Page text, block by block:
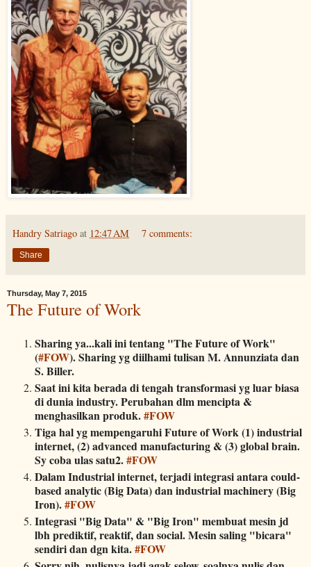
Handry Satriago at 12:47 AM 7 comments:
Share
Thursday, May 7, 2015
The Future of Work
Sharing ya...kali ini tentang "The Future of Work"
(#FOW). Sharing yg diilhami tulisan M. Annunziata dan
S. Biller.
Saat ini kita berada di tengah transformasi yg luar biasa
di dunia industry. Perubahan dlm mencipta &
menghasilkan produk.#FOW
Tiga hal yg mempengaruhi Future of Work (1) industrial
internet, (2) advanced manufacturing & (3) global brain.
Sy coba ulas satu2.#FOW
Dalam Industrial internet, terjadi integrasi antara could-
based analytic (Big Data) dan industrial machinery (Big
Iron).#FOW
Integrasi "Big Data" & "Big Iron" membuat mesin jd
lbh prediktif, reaktif, dan social. Mesin saling "bicara"
sendiri dan dgn kita.#FOW